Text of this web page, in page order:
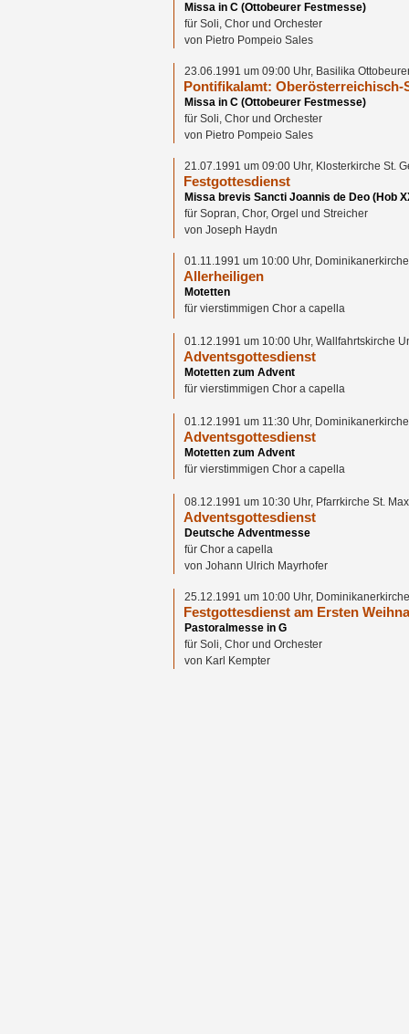
Missa in C (Ottobeurer Festmesse)
für Soli, Chor und Orchester
von Pietro Pompeio Sales
23.06.1991 um 09:00 Uhr, Basilika
Pontifikalamt:
Missa in C (Ottobeurer Festmesse)
für Soli, Chor und Orchester
von Pietro Pompeio Sales
21.07.1991 um 09:00 Uhr, Klosterkirche St.
Festgottesdienst
Missa brevis Sancti Joannis de Deo (Hob
für Sopran, Chor, Orgel und Streicher
von Joseph Haydn
01.11.1991 um 10:00 Uhr,
Allerheiligen
Motetten
für vierstimmigen Chor a capella
01.12.1991 um 10:00 Uhr, Wallfahrtskirche
Adventsgottesdienst
Motetten zum Advent
für vierstimmigen Chor a capella
01.12.1991 um 11:30 Uhr,
Adventsgottesdienst
Motetten zum Advent
für vierstimmigen Chor a capella
08.12.1991 um 10:30 Uhr, Pfarrkirche St.
Adventsgottesdienst
Deutsche Adventmesse
für Chor a capella
von Johann Ulrich Mayrhofer
25.12.1991 um 10:00 Uhr,
Festgottesdienst am Ersten
Pastoralmesse in G
für Soli, Chor und Orchester
von Karl Kempter